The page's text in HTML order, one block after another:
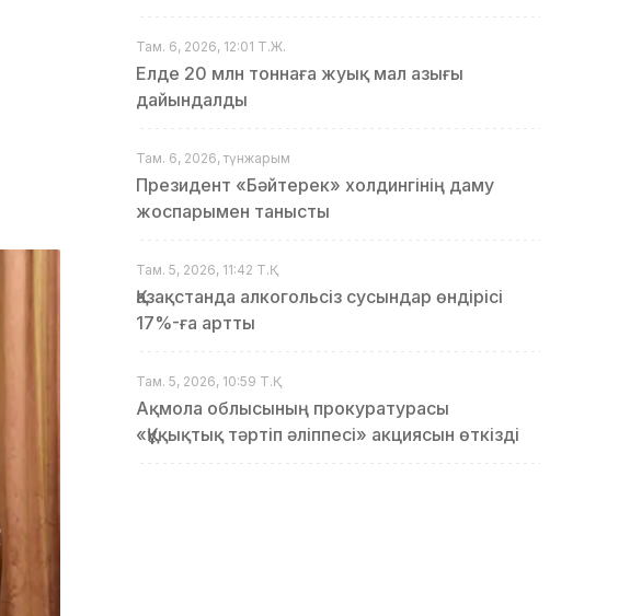
Там. 6, 2026, 12:01 Т.Ж.
Елде 20 млн тоннаға жуық мал азығы
дайындалды
Там. 6, 2026, түнжарым
Президент «Бәйтерек» холдингінің даму
жоспарымен танысты
Там. 5, 2026, 11:42 Т.Қ.
Қазақстанда алкогольсіз сусындар өндірісі
17%-ға артты
Там. 5, 2026, 10:59 Т.Қ.
Ақмола облысының прокуратурасы
«Құқықтық тәртіп әліппесі» акциясын өткізді